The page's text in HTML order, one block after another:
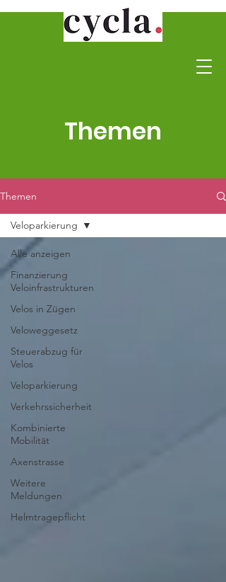
Themen
Themen
Alle anzeigen
Finanzierung
Veloinfrastrukturen
Velos in Zügen
Veloweggesetz
Steuerabzug für
Velos
Veloparkierung
Verkehrssicherheit
Kombinierte
Mobilität
Axenstrasse
Weitere
Meldungen
Helmtragepflicht
Veloparkierung